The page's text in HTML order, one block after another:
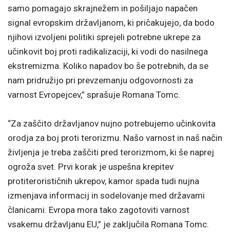
samo pomagajo skrajnežem in pošiljajo napačen
signal evropskim državljanom, ki pričakujejo, da bodo
njihovi izvoljeni politiki sprejeli potrebne ukrepe za
učinkovit boj proti radikalizaciji, ki vodi do nasilnega
ekstremizma. Koliko napadov bo še potrebnih, da se
nam pridružijo pri prevzemanju odgovornosti za
varnost Evropejcev,” sprašuje Romana Tomc.
“Za zaščito državljanov nujno potrebujemo učinkovita
orodja za boj proti terorizmu. Našo varnost in naš način
življenja je treba zaščiti pred terorizmom, ki še naprej
ogroža svet. Prvi korak je uspešna krepitev
protiterorističnih ukrepov, kamor spada tudi nujna
izmenjava informacij in sodelovanje med državami
članicami. Evropa mora tako zagotoviti varnost
vsakemu državljanu EU,” je zaključila Romana Tomc.